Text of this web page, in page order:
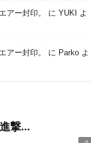
アー封印。 に YUKI よ
アー封印。 に Parkoよ
撃...